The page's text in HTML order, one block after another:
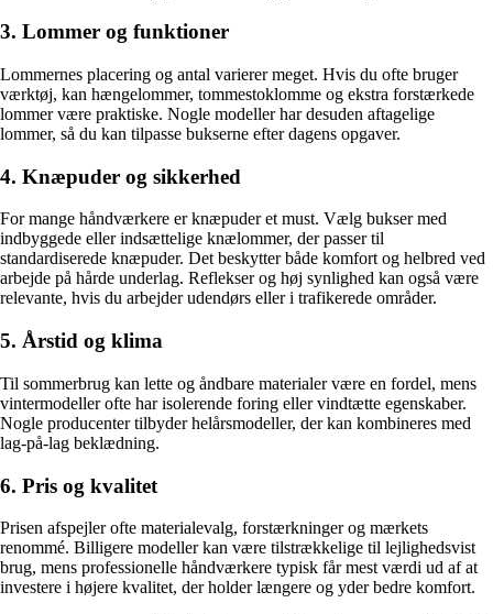
3. Lommer og funktioner
Lommernes placering og antal varierer meget. Hvis du ofte bruger
værktøj, kan hængelommer, tommestoklomme og ekstra forstærkede
lommer være praktiske. Nogle modeller har desuden aftagelige
lommer, så du kan tilpasse bukserne efter dagens opgaver.
4. Knæpuder og sikkerhed
For mange håndværkere er knæpuder et must. Vælg bukser med
indbyggede eller indsættelige knælommer, der passer til
standardiserede knæpuder. Det beskytter både komfort og helbred ved
arbejde på hårde underlag. Reflekser og høj synlighed kan også være
relevante, hvis du arbejder udendørs eller i trafikerede områder.
5. Årstid og klima
Til sommerbrug kan lette og åndbare materialer være en fordel, mens
vintermodeller ofte har isolerende foring eller vindtætte egenskaber.
Nogle producenter tilbyder helårsmodeller, der kan kombineres med
lag-på-lag beklædning.
6. Pris og kvalitet
Prisen afspejler ofte materialevalg, forstærkninger og mærkets
renommé. Billigere modeller kan være tilstrækkelige til lejlighedsvist
brug, mens professionelle håndværkere typisk får mest værdi ud af at
investere i højere kvalitet, der holder længere og yder bedre komfort.